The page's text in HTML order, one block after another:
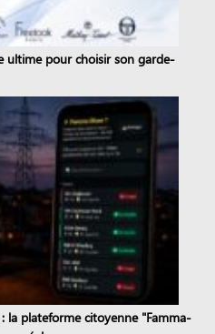
ultime pour choisir son garde-
la plateforme citoyenne "Famma-